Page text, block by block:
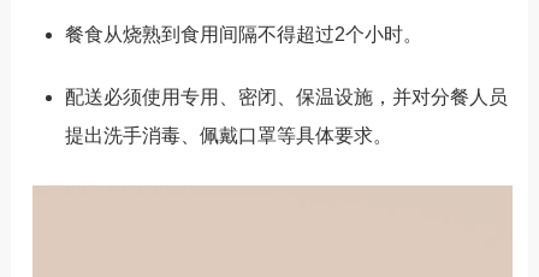
餐食从烧熟到食用间隔不得超过2个小时。
配送必须使用专用、密闭、保温设施，并对分餐人员
提出洗手消毒、佩戴口罩等具体要求。